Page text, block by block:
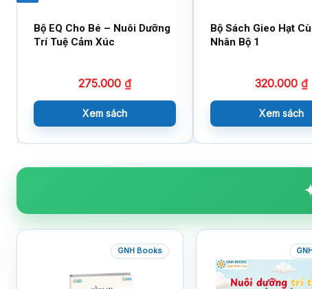
Bộ EQ Cho Bé – Nuôi Dưỡng
Trí Tuệ Cảm Xúc
275.000 ₫
Xem sách
Bộ Sách Gieo Hạt
Nhân Bộ 1
320.000 ₫
Xem sách
GNH Books